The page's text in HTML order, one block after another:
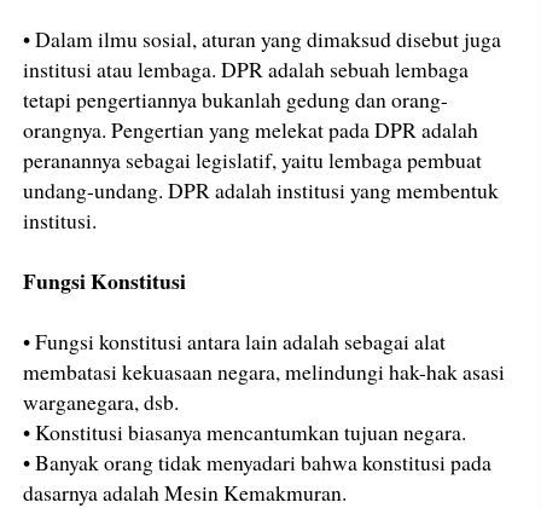
• Dalam ilmu sosial, aturan yang dimaksud disebut juga
institusi atau lembaga. DPR adalah sebuah lembaga
tetapi pengertiannya bukanlah gedung dan orang-
orangnya. Pengertian yang melekat pada DPR adalah
peranannya sebagai legislatif, yaitu lembaga pembuat
undang-undang. DPR adalah institusi yang membentuk
institusi.
Fungsi Konstitusi
• Fungsi konstitusi antara lain adalah sebagai alat
membatasi kekuasaan negara, melindungi hak-hak asasi
warganegara, dsb.
• Konstitusi biasanya mencantumkan tujuan negara.
• Banyak orang tidak menyadari bahwa konstitusi pada
dasarnya adalah Mesin Kemakmuran.